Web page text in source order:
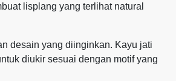
lisplang yang terlihat natural
desain yang diinginkan. Kayu jati
diukir sesuai dengan motif yang